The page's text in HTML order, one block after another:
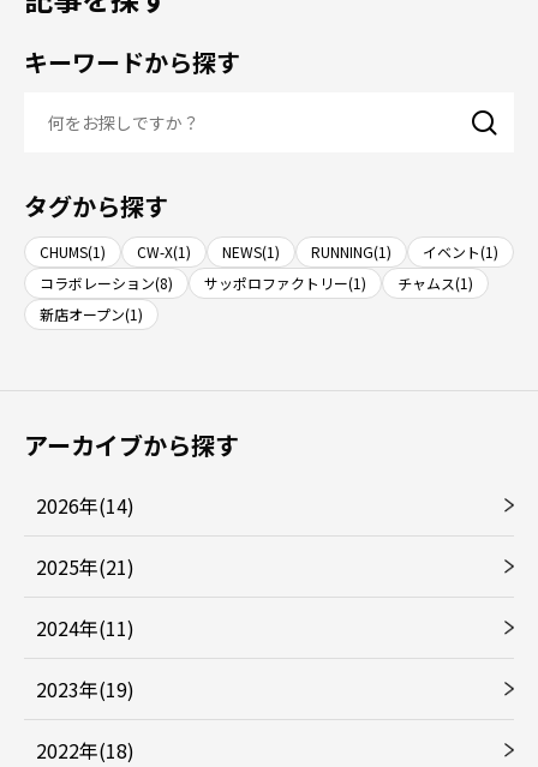
キーワードから探す
タグから探す
CHUMS(1) CW-X(1) NEWS(1) RUNNING(1)
イベント(1)
コラボレーション(8)
サッポロファクトリー(1)
チャムス(1)
新店オープン(1)
アーカイブから探す
2026年(14)
2025年(21)
2024年(11)
2023年(19)
2022年(18)